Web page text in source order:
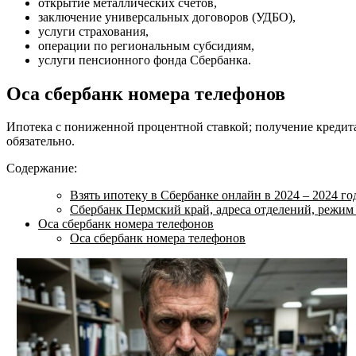
заключение универсальных договоров (УДБО),
услуги страхования,
операции по региональным субсидиям,
услуги пенсионного фонда Сбербанка.
Оса сбербанк номера телефонов
Ипотека с пониженной процентной ставкой; получение
обязательно.
Содержание:
Взять ипотеку в Сбербанке онлайн в 2024 – 2024
Сбербанк Пермский край, адреса отделений,
Оса сбербанк номера телефонов
Оса сбербанк номера телефонов